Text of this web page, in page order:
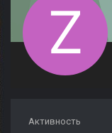
Активность